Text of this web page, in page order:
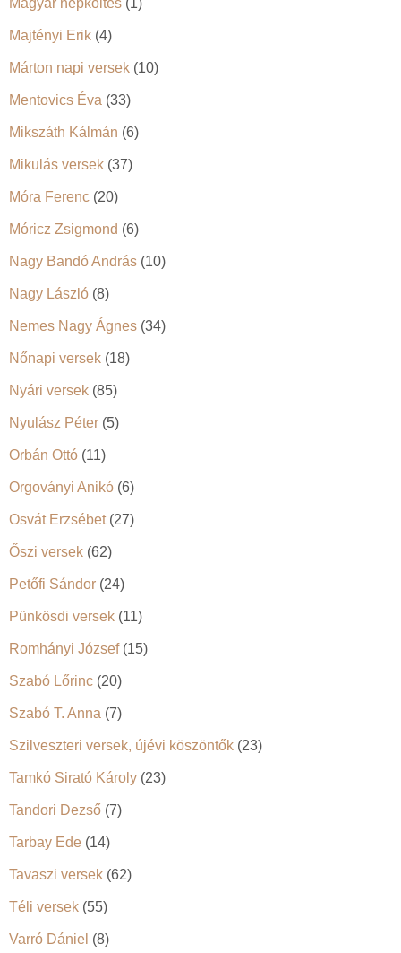
Majtényi Erik (4)
Márton napi versek (10)
Mentovics Éva (33)
Mikszáth Kálmán (6)
Mikulás versek (37)
Móra Ferenc (20)
Móricz Zsigmond (6)
Nagy Bandó András (10)
Nagy László (8)
Nemes Nagy Ágnes (34)
Nőnapi versek (18)
Nyári versek (85)
Nyulász Péter (5)
Orbán Ottó (11)
Orgoványi Anikó (6)
Osvát Erzsébet(27)
Őszi versek (62)
Petőfi Sándor (24)
Pünkösdi versek (11)
Romhányi József(15)
Szabó Lőrinc (20)
Szabó T. Anna (7)
Szilveszteri versek, újévi köszöntők (23)
Tamkó Sirató Károly (23)
Tandori Dezső (7)
Tarbay Ede (14)
Tavaszi versek (62)
Téli versek (55)
Varró Dániel (8)